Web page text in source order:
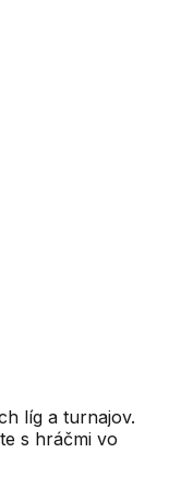
líg a turnajov.
s hráčmi vo